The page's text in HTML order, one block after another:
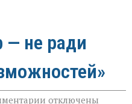
не ради
котключены